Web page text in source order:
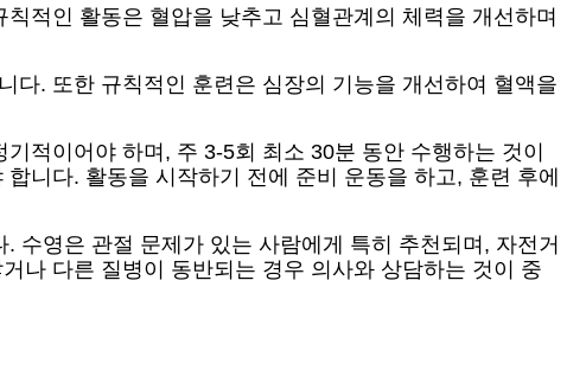
적인 활동은 혈압을 낮추고 심혈관계의 체력을 개선하며
다. 또한 규칙적인 훈련은 심장의 기능을 개선하여 혈액을
적이어야 하며, 주 3-5회 최소 30분 동안 수행하는 것이
니다. 활동을 시작하기 전에 준비 운동을 하고, 훈련 후에
수영은 관절 문제가 있는 사람에게 특히 추천되며, 자전거
나 다른 질병이 동반되는 경우 의사와 상담하는 것이 중